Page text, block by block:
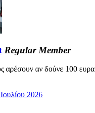
Regular Member
αρέσουν αν δούνε 100 ευρα
2026